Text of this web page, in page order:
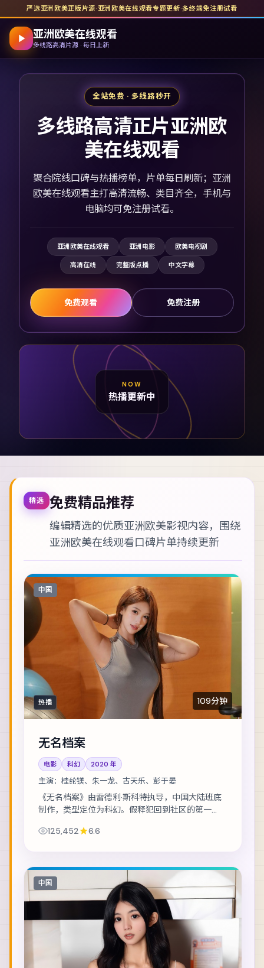
严选亚洲欧美正版片源· 亚洲欧美在线观看专题更新·多终端免注册试看
亚洲欧美在线观看
多线路高清片源 · 每日上新
全站免费 · 多线路秒开
多线路高清正片亚洲欧
美在线观看
聚合院线口碑与热播榜单，片单每日刷新；亚洲
欧美在线观看主打高清流畅、类目齐全，手机与
电脑均可免注册试看。
亚洲欧美在线观看 亚洲电影 欧美电视剧
高清在线 完整版点播 中文字幕
免费观看 免费注册
NOW
热播更新中
精选 免费精品推荐
编辑精选的优质亚洲欧美影视内容，围绕
亚洲欧美在线观看口碑片单持续更新
中国
热播 109分钟
无名档案
电影 科幻 2020 年
主演： 桂纶镁、朱一龙、古天乐、彭于晏
《无名档案》由雷德利·斯科特执导，中国大陆班底
制作，类型定位为科幻。假释犯回到社区的第一
桂纶镁、朱一龙、古天乐 等，表演层次丰富。节...
125,452 6.6
中国